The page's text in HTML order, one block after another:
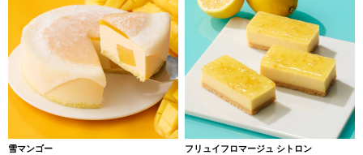
雪マンゴー フリュイフロマージュ シトロン